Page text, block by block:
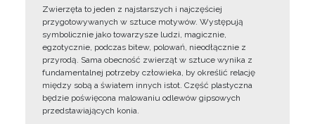
Zwierzęta to jeden z najstarszych i najczęściej
przygotowywanych w sztuce motywów. Występują
symbolicznie jako towarzysze ludzi, magicznie,
egzotycznie, podczas bitew, polowań, nieodłącznie z
przyrodą. Sama obecność zwierząt w sztuce wynika z
fundamentalnej potrzeby człowieka, by określić relację
między sobą a światem innych istot. Część plastyczna
będzie poświęcona malowaniu odlewów gipsowych
przedstawiających konia.